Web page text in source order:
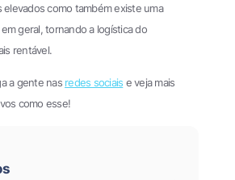
elevados como também existe uma
geral, tornando a logística do
rentável.
a gente nas redes sociais e veja mais
como esse!